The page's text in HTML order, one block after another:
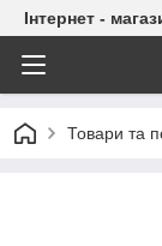
Інтернет -
Товари та